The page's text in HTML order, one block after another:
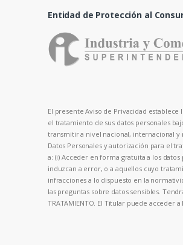
Entidad de Protección al
El presente Aviso de Privacidad establece
el tratamiento de sus datos personales
transmitir a nivel nacional, internacional
Datos Personales y autorización para el
a: (i) Acceder en forma gratuita a los
induzcan a error, o a aquellos cuyo
infracciones a lo dispuesto en la
las preguntas sobre datos sensibles.
TRATAMIENTO. El Titular puede acceder a